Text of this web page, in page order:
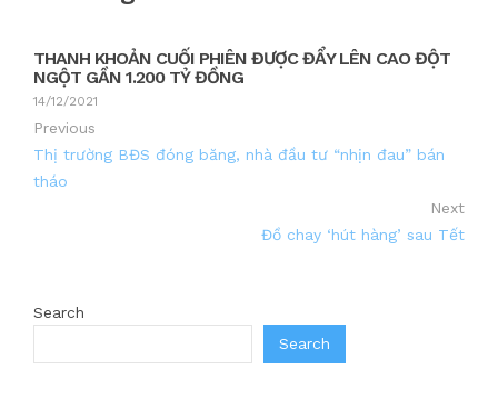
THANH KHOẢN CUỐI PHIÊN ĐƯỢC ĐẨY LÊN CAO ĐỘT
NGỘT GẦN 1.200 TỶ ĐỒNG
14/12/2021
Previous
Thị trường BĐS đóng băng, nhà đầu tư “nhịn đau” bán
tháo
Next
Đồ chay ‘hút hàng’ sau Tết
Search
Search